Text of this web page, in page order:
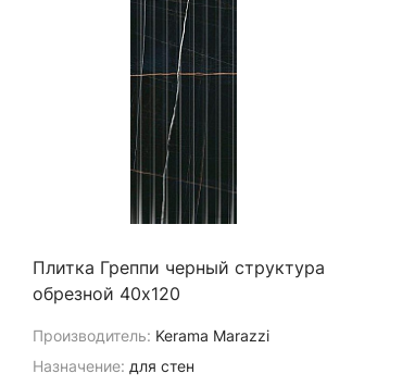
Плитка Греппи черный структура
обрезной 40х120
Производитель: Kerama Marazzi
Назначение: для стен